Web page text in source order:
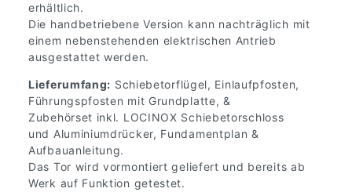
erhältlich.
Die handbetriebene Version kann nachträglich mit
einem nebenstehenden elektrischen Antrieb
ausgestattet werden.
Lieferumfang: Schiebetorflügel, Einlaufpfosten,
Führungspfosten mit Grundplatte, &
Zubehörset inkl. LOCINOX Schiebetorschloss
und Aluminiumdrücker, Fundamentplan &
Aufbauanleitung.
Das Tor wird vormontiert geliefert und bereits ab
Werk auf Funktion getestet.